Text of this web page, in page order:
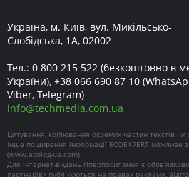
Україна, м. Київ, вул. Микільсько-
Слобідська, 1А, 02002
Тел.: 0 800 215 522 (безкоштовно в
України), +38 066 690 87 10
Viber, Telegram)
info@techmedia.com.ua
Цитування, копіювання окремих частин текстів
інше поширення інформації ECOEXPERT можливе
(www.ecolog-ua.com).
Для інтернет-видань гіперпосилання є
партнерів» публікуються на правах реклами,